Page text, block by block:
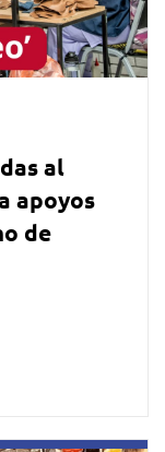
al
apoyos
de